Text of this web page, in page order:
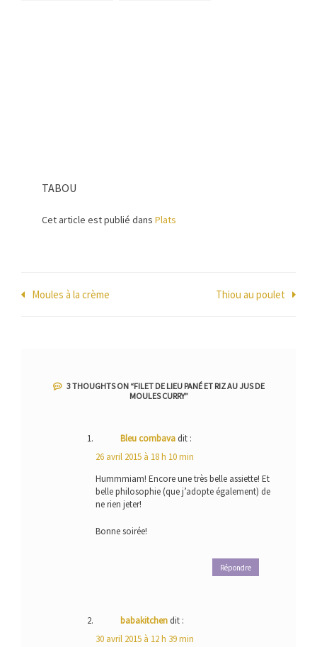
TABOU
Cet article est publié dans Plats
Navigation
Moules à la crème Thiou au poulet
3 THOUGHTS ON “FILET DE LIEU PANÉ ET RIZ AU JUS DE
MOULES CURRY”
Bleu combava dit :
26 avril 2015 à 18 h 10 min
Hummmiam! Encore une très belle assiette! Et
belle philosophie (que j’adopte également) de
ne rien jeter!
Bonne soirée!
Répondre
babakitchen dit :
30 avril 2015 à 12 h 39 min